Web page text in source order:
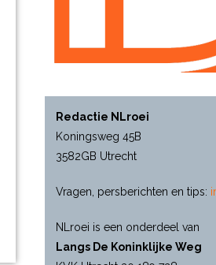
Redactie NLroei
Koningsweg 45B
3582GB Utrecht
Vragen, persberichten en tips:
NLroei is een onderdeel van
Langs De Koninklijke Weg